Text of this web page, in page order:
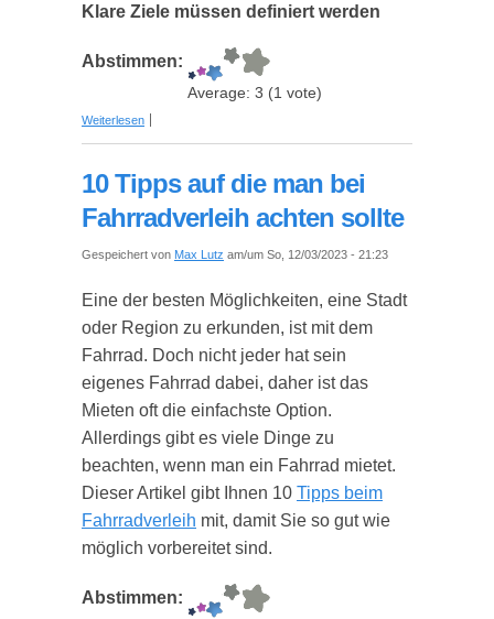
Klare Ziele müssen definiert werden
Abstimmen:
Average: 3 (1 vote)
Weiterlesen über 10 Tipps für mehr Motivation im Alltag
10 Tipps auf die man bei
Fahrradverleih achten sollte
Gespeichert von Max Lutz am/um So, 12/03/2023 - 21:23
Eine der besten Möglichkeiten, eine Stadt
oder Region zu erkunden, ist mit dem
Fahrrad. Doch nicht jeder hat sein
eigenes Fahrrad dabei, daher ist das
Mieten oft die einfachste Option.
Allerdings gibt es viele Dinge zu
beachten, wenn man ein Fahrrad mietet.
Dieser Artikel gibt Ihnen 10 Tipps beim
Fahrradverleih mit, damit Sie so gut wie
möglich vorbereitet sind.
Abstimmen: